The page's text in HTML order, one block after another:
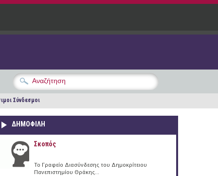
Σύνδεσμοι
ΔΗΜΟΦΙΛΗ
Σκοπός
Το Γραφείο Διασύνδεσης του Δημοκρίτειου
Πανεπιστημίου Θράκης...